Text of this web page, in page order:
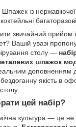
Шпажек із
звичайний прийом
Вашій увазі
столу —
шпажок
доповненням
якість в
цей набір?
культура — це